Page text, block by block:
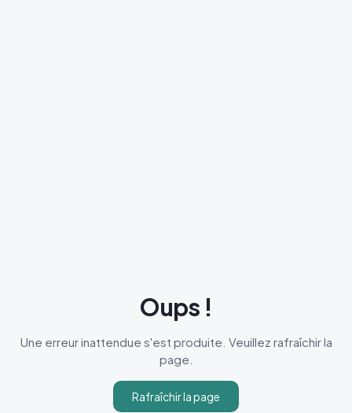
Oups !
Une erreur inattendue s'est produite. Veuillez rafraîchir la
page.
Rafraîchir la page